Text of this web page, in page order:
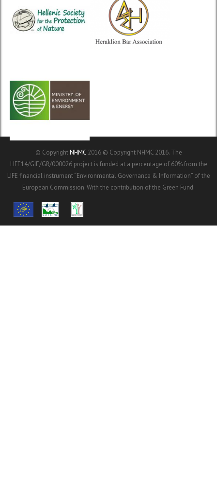
© CopyrightNHMC2016.© Copyright NHMC 2016. The
LIFE14/GIE/GR/000026 project is funded at a percentage of 60% from the
LIFE financial instrument “Environmental Governance & Information” of the
European Commission. With the contribution of the Green Fund.